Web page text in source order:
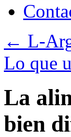
← L-
Lo que
La
bien